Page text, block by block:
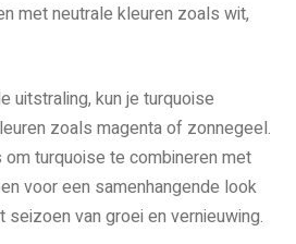
met neutrale kleuren zoals wit,
uitstraling, kun je turquoise
zoals magenta of zonnegeel.
om turquoise te combineren met
voor een samenhangende look
seizoen van groei en vernieuwing.